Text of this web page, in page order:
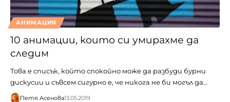
АНИМАЦИЯ
10 анимации, които си умирахме да
следим
Това е списък, който спокойно може да разбуди бурни
дискусии и съвсем сигурно е, че никога не би могъл да…
Петя Асенова13.05.2019